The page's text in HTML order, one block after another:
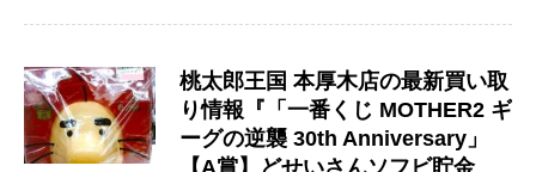
桃太郎王国 本厚木店の最新買い取
り情報『「一番くじ MOTHER2 ギ
ーグの逆襲 30th Anniversary」
【A賞】どせいさんソフビ貯金